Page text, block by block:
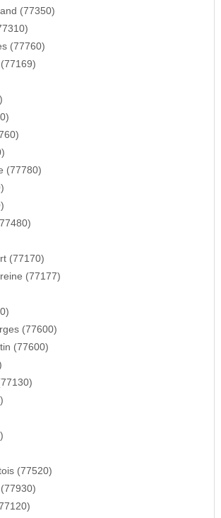
(77350)
(77760)
(77780)
(77170)
(77177)
(77600)
(77600)
(77520)